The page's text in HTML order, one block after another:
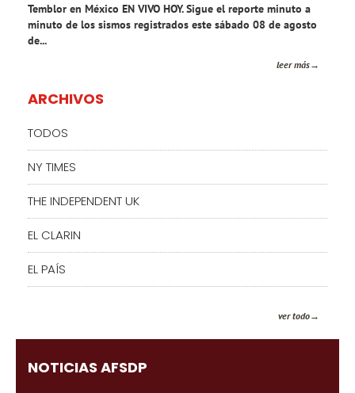
Temblor en México EN VIVO HOY. Sigue el reporte minuto a
minuto de los sismos registrados este sábado 08 de agosto
de...
leer más
ARCHIVOS
TODOS
NY TIMES
THE INDEPENDENT UK
EL CLARIN
EL PAÍS
ver todo
NOTICIAS AFSDP